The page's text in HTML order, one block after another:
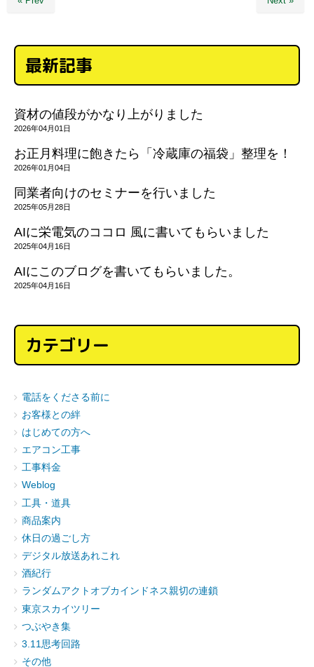
最新記事
資材の値段がかなり上がりました
2026年04月01日
お正月料理に飽きたら「冷蔵庫の福袋」整理を！
2026年01月04日
同業者向けのセミナーを行いました
2025年05月28日
AIに栄電気のココロ 風に書いてもらいました
2025年04月16日
AIにこのブログを書いてもらいました。
2025年04月16日
カテゴリー
電話をくださる前に
お客様との絆
はじめての方へ
エアコン工事
工事料金
Weblog
工具・道具
商品案内
休日の過ごし方
デジタル放送あれこれ
酒紀行
ランダムアクトオブカインドネス親切の連鎖
東京スカイツリー
つぶやき集
3.11思考回路
その他